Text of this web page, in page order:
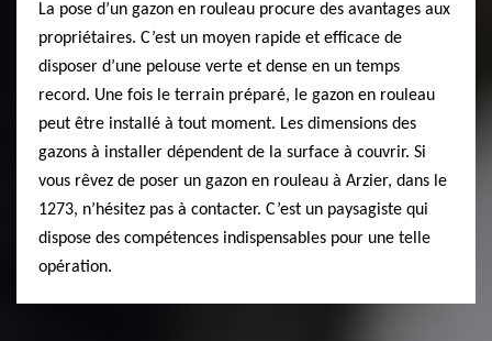
La pose d’un gazon en rouleau procure des avantages aux
propriétaires. C’est un moyen rapide et efficace de
disposer d’une pelouse verte et dense en un temps
record. Une fois le terrain préparé, le gazon en rouleau
peut être installé à tout moment. Les dimensions des
gazons à installer dépendent de la surface à couvrir. Si
vous rêvez de poser un gazon en rouleau à Arzier, dans le
1273, n’hésitez pas à contacter. C’est un paysagiste qui
dispose des compétences indispensables pour une telle
opération.